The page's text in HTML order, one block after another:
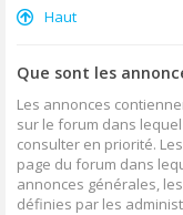
Haut
Que sont les
Les annonces
sur le forum dans
consulter en priorité.
page du forum dans
annonces générales,
définies par les